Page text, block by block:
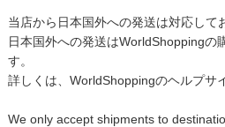
当店から日本国外への発送は対応して
日本国外への発送はWorldShoppingの
す。
詳しくは、WorldShoppingのヘルプサ
We only accept shipments to